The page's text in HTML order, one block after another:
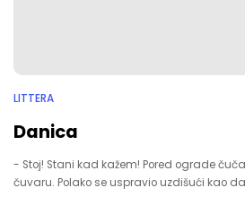
LITTERA
Danica
- Stoj! Stani kad kažem! Pored ograde
čuvaru. Polako se uspravio uzdišući kao